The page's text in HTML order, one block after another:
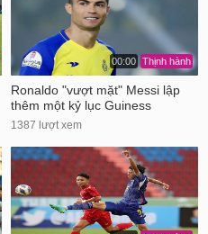
00:00 Thịnh hành
Ronaldo "vượt mặt" Messi lập
thêm một kỷ lục Guiness
1387 lượt xem